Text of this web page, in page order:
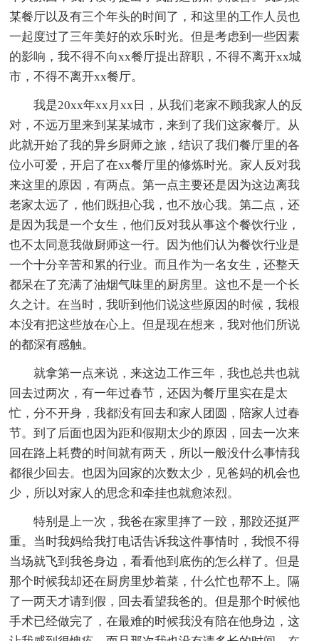
某餐厅以及有三个年头的时间了，和这里的工作人员也
一起度过了三年美好的欢乐时光。但是考虑到一些因素
的影响，我不得不向xx餐厅提出辞职，不得不离开xx城
市，不得不离开xx餐厅。
我是20xx年xx月xx日，从我们老家不顾我家人的反
对，不远万里来到某某城市，来到了我们这家餐厅。从
此就开始了我的异乡厨师之旅，结识了我们餐厅里的各
位小可爱，开启了在xx餐厅里的修炼时光。家人反对我
来这里的原因，有两点。第一点主要还是因为这边离我
老家太远了，他们既担心我，也不放心我。第二点，还
是因为我是一个女生，他们反对我从事这个餐饮行业，
也不太同意我做厨师这一行。因为他们认为餐饮行业是
一个十分辛苦和累的行业。而且作为一名女生，还整天
都呆在了充满了油烟气味里的厨房里。这也不是一个长
久之计。在当时，我听到他们说这些原因的时候，我根
本没有把这些放在心上。但是现在想来，我对他们所说
的都深有感触。
就拿第一点来说，来这边工作三年，我也总共也就
回去过两次，有一年过春节，还因为餐厅里实在是太
忙，分不开身，我都没有回去和家人团圆，陪家人过春
节。到了后面也因为距和假期太少的原因，回去一次来
回在路上耗费的时间就有两天，所以一般没什么事情我
都很少回去。也因为回家的次数太少，见爸妈的机会也
少，所以对家人的思念和牵挂也就愈浓烈。
特别是上一次，我爸在家里摔了一跤，那跤还挺严
重。当时我妈给我打电话告诉我这件事情时，我恨不得
当场就飞到我爸身边，看看他到底伤的怎么样了。但是
那个时候我却还在厨房里炒着菜，什么忙也帮不上。隔
了一两天才请到假，回去看望我爸的。但是那个时候他
手术已经做完了，在最难的时候我没有陪在他身边，这